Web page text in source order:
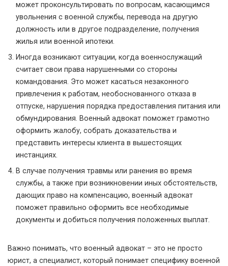
может проконсультировать по вопросам, касающимся
увольнения с военной службы, перевода на другую
должность или в другое подразделение, получения
жилья или военной ипотеки.
Иногда возникают ситуации, когда военнослужащий
считает свои права нарушенными со стороны
командования. Это может касаться незаконного
привлечения к работам, необоснованного отказа в
отпуске, нарушения порядка предоставления питания или
обмундирования. Военный адвокат поможет грамотно
оформить жалобу, собрать доказательства и
представить интересы клиента в вышестоящих
инстанциях.
В случае получения травмы или ранения во время
службы, а также при возникновении иных обстоятельств,
дающих право на компенсацию, военный адвокат
поможет правильно оформить все необходимые
документы и добиться получения положенных выплат.
Важно понимать, что военный адвокат – это не просто
юрист, а специалист, который понимает специфику военной